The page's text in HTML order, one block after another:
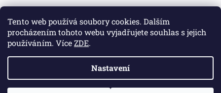
Tento web používá soubory cookies. Dalším
procházením tohoto webu vyjadřujete souhlas s jejich
používáním. VíceZDE.
Nastavení
Caliber Club - Gun Store